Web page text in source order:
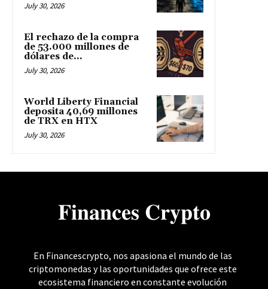
July 30, 2026
El rechazo de la compra
de 53.000 millones de
dólares de...
July 30, 2026
World Liberty Financial
deposita 40,69 millones
de TRX en HTX
July 30, 2026
𝐅𝐢𝐧𝐚𝐧𝐜𝐞𝐬 𝐂𝐫𝐲𝐩𝐭𝐨
En Financescrypto, nos apasiona el mundo de las
criptomonedas y las oportunidades que ofrece este
ecosistema financiero en constante evolución